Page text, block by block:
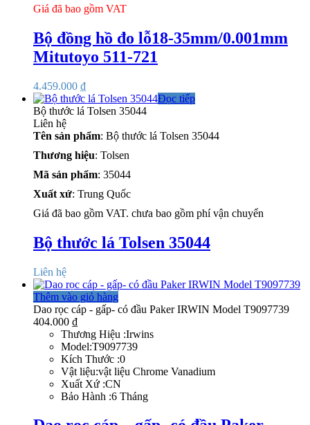
Giá đã bao gồm VAT
Bộ đồng hồ đo lỗ18-35mm/0.001mm
Mitutoyo 511-721
4.459.000 ₫
Đọc tiếp
Bộ thước lá Tolsen 35044
Liên hệ
Tên sản phẩm: Bộ thước lá Tolsen 35044
Thương hiệu: Tolsen
Mã sản phẩm: 35044
Xuất xứ: Trung Quốc
Giá đã bao gồm VAT. chưa bao gồm phí vận chuyển
Bộ thước lá Tolsen 35044
Liên hệ
Thêm vào giỏ hàng
Dao rọc cáp - gấp- có đầu Paker IRWIN Model T9097739
404.000 ₫
Thương Hiệu :Irwins
Model:T9097739
Kích Thước :0
Vật liệu:vật liệu Chrome Vanadium
Xuất Xứ :CN
Bảo Hành :6 Tháng